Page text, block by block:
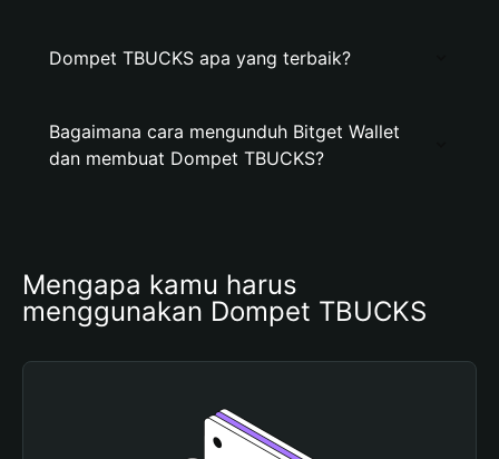
Dompet TBUCKS apa yang terbaik?
Bagaimana cara mengunduh Bitget Wallet
dan membuat Dompet TBUCKS?
Mengapa kamu harus
menggunakan Dompet TBUCKS